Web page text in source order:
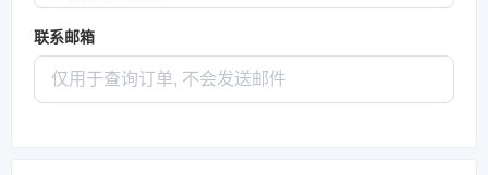
联系邮箱